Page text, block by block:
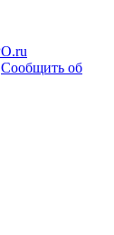
Сообщить об